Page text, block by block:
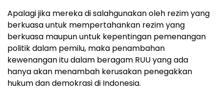
Apalagi jika mereka di salahgunakan oleh rezim yang
berkuasa untuk mempertahankan rezim yang
berkuasa maupun untuk kepentingan pemenangan
politik dalam pemilu, maka penambahan
kewenangan itu dalam beragam RUU yang ada
hanya akan menambah kerusakan penegakkan
hukum dan demokrasi di Indonesia.